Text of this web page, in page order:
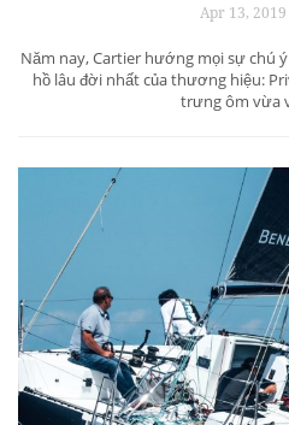
Apr 13, 2019
Năm nay, Cartier hướng mọi sự chú
hồ lâu đời nhất của thương hiệu:
trưng ôm vừa